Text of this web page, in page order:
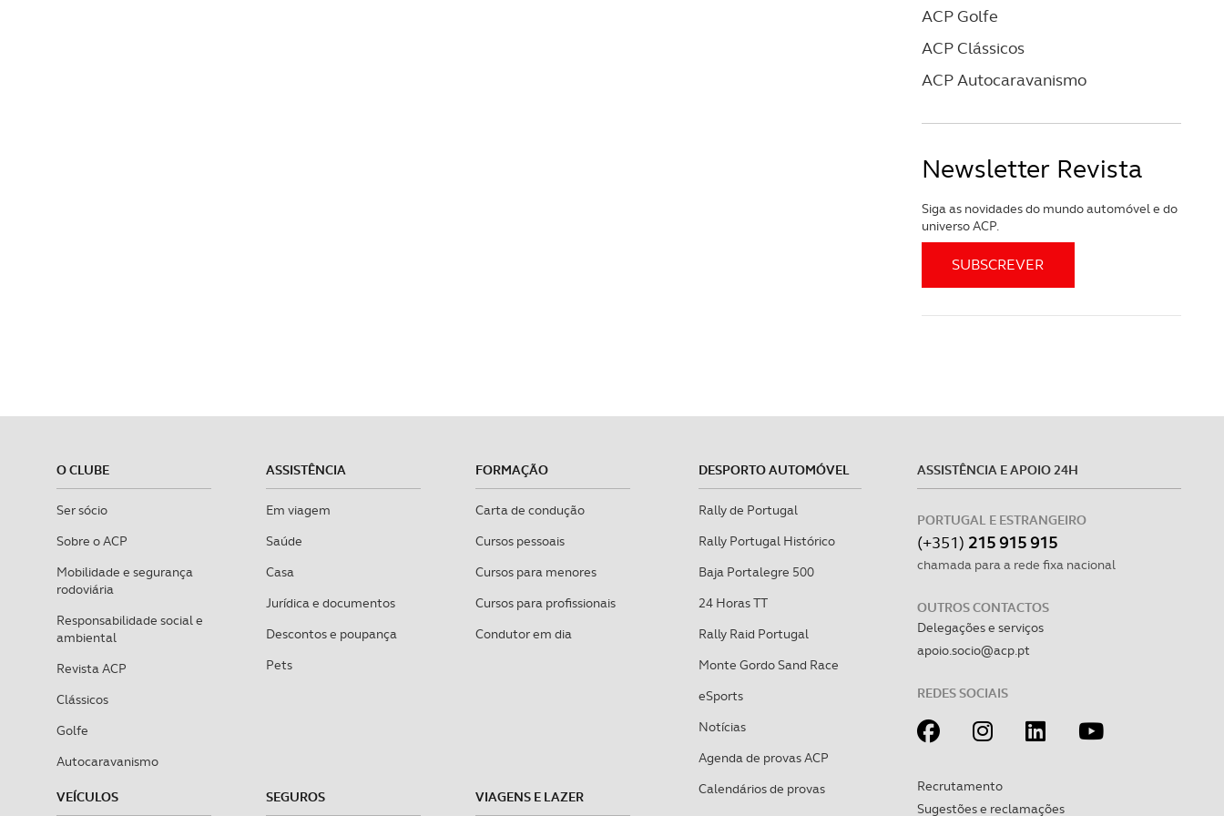
ACP Golfe
ACP Clássicos
ACP Autocaravanismo
Newsletter Revista
Siga as novidades do mundo automóvel e do
universo ACP.
O CLUBE
Ser sócio
Sobre o ACP
Mobilidade e segurança
rodoviária
Responsabilidade social e
ambiental
Revista ACP
Clássicos
Golfe
Autocaravanismo
ASSISTÊNCIA
Em viagem
Saúde
Casa
Jurídica e documentos
Descontos e poupança
Pets
FORMAÇÃO
Carta de condução
Cursos pessoais
Cursos para menores
Cursos para profissionais
Condutor em dia
VEÍCULOS SEGUROS VIAGENS E LAZER
DESPORTO AUTOMÓVEL
Rally de Portugal
Rally Portugal Histórico
Baja Portalegre 500
24 Horas TT
Rally Raid Portugal
Monte Gordo Sand Race
eSports
Notícias
Agenda de provas ACP
Calendários de provas
ASSISTÊNCIA E APOIO 24H
PORTUGAL E ESTRANGEIRO
(+351) 215 915 915
chamada para a rede fixa nacional
OUTROS CONTACTOS
Delegações e serviços
apoio.socio@acp.pt
REDES SOCIAIS
Recrutamento
Sugestões e reclamações